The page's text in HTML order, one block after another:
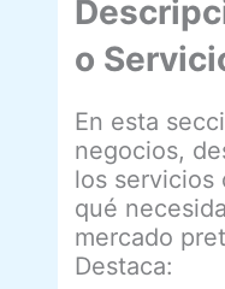
o
En esta
negocios,
los servicios
qué
mercado
Destaca: